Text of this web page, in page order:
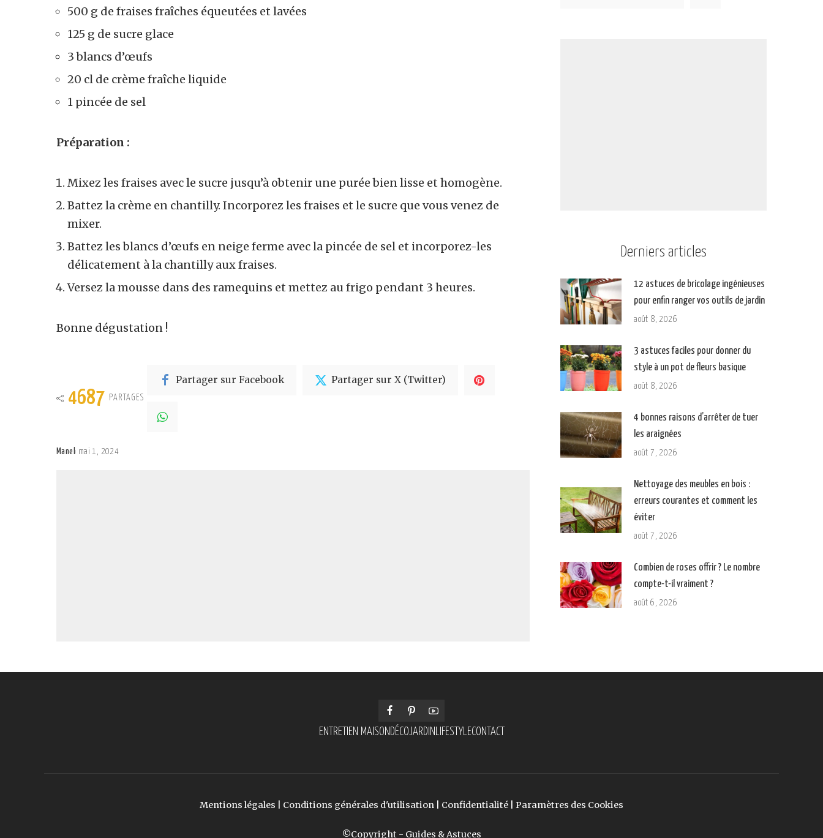
500 g de fraises fraîches équeutées et lavées
125 g de sucre glace
3 blancs d’œufs
20 cl de crème fraîche liquide
1 pincée de sel
Préparation :
Mixez les fraises avec le sucre jusqu’à obtenir une purée bien lisse et homogène.
Battez la crème en chantilly. Incorporez les fraises et le sucre que vous venez de
mixer.
Battez les blancs d’œufs en neige ferme avec la pincée de sel et incorporez-les
délicatement à la chantilly aux fraises.
Versez la mousse dans des ramequins et mettez au frigo pendant 3 heures.
Bonne dégustation !
4687 PARTAGES
Partager sur Facebook Partager sur X (Twitter)
Manel mai 1, 2024
Derniers articles
12 astuces de bricolage ingénieuses
pour enfin ranger vos outils de jardin
août 8, 2026
3 astuces faciles pour donner du
style à un pot de fleurs basique
août 8, 2026
4 bonnes raisons d’arrêter de tuer
les araignées
août 7, 2026
Nettoyage des meubles en bois :
erreurs courantes et comment les
éviter
août 7, 2026
Combien de roses offrir ? Le nombre
compte-t-il vraiment ?
août 6, 2026
ENTRETIEN MAISON DÉCOJARDIN LIFESTYLECONTACT
Mentions légales Conditions générales d'utilisation Confidentialité Paramètres des Cookies
©Copyright - Guides & Astuces